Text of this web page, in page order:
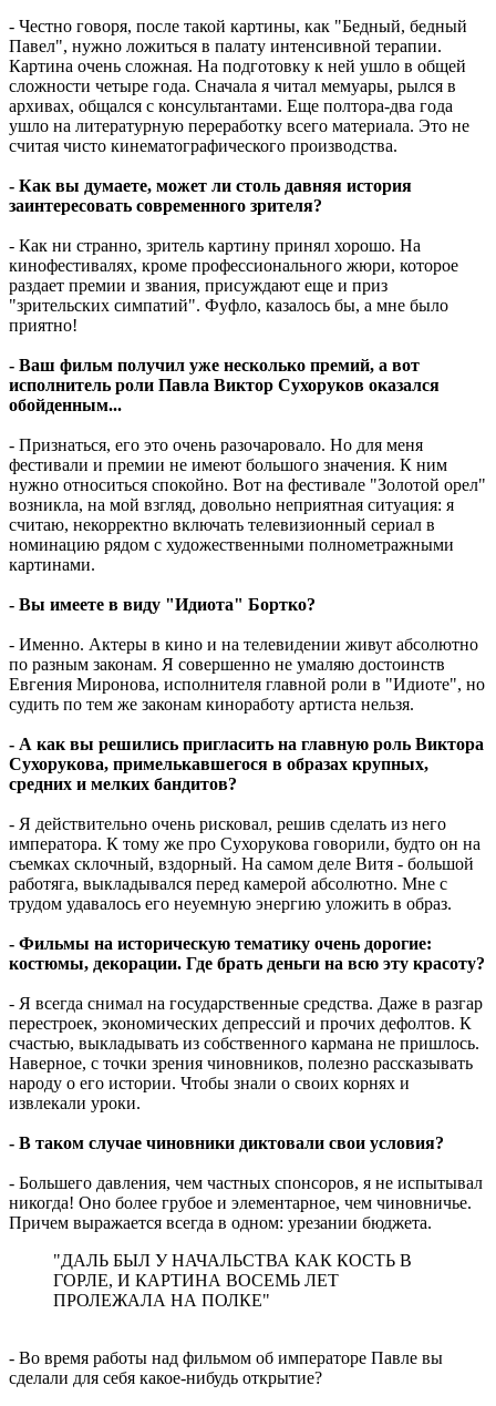
- Честно говоря, после такой картины, как "Бедный, бедный
Павел", нужно ложиться в палату интенсивной терапии.
Картина очень сложная. На подготовку к ней ушло в общей
сложности четыре года. Сначала я читал мемуары, рылся в
архивах, общался с консультантами. Еще полтора-два года
ушло на литературную переработку всего материала. Это не
считая чисто кинематографического производства.
- Как вы думаете, может ли столь давняя история
заинтересовать современного зрителя?
- Как ни странно, зритель картину принял хорошо. На
кинофестивалях, кроме профессионального жюри, которое
раздает премии и звания, присуждают еще и приз
"зрительских симпатий". Фуфло, казалось бы, а мне было
приятно!
- Ваш фильм получил уже несколько премий, а вот
исполнитель роли Павла Виктор Сухоруков оказался
обойденным...
- Признаться, его это очень разочаровало. Но для меня
фестивали и премии не имеют большого значения. К ним
нужно относиться спокойно. Вот на фестивале "Золотой орел"
возникла, на мой взгляд, довольно неприятная ситуация: я
считаю, некорректно включать телевизионный сериал в
номинацию рядом с художественными полнометражными
картинами.
- Вы имеете в виду "Идиота" Бортко?
- Именно. Актеры в кино и на телевидении живут абсолютно
по разным законам. Я совершенно не умаляю достоинств
Евгения Миронова, исполнителя главной роли в "Идиоте", но
судить по тем же законам киноработу артиста нельзя.
- А как вы решились пригласить на главную роль Виктора
Сухорукова, примелькавшегося в образах крупных,
средних и мелких бандитов?
- Я действительно очень рисковал, решив сделать из него
императора. К тому же про Сухорукова говорили, будто он на
съемках склочный, вздорный. На самом деле Витя - большой
работяга, выкладывался перед камерой абсолютно. Мне с
трудом удавалось его неуемную энергию уложить в образ.
- Фильмы на историческую тематику очень дорогие:
костюмы, декорации. Где брать деньги на всю эту красоту?
- Я всегда снимал на государственные средства. Даже в разгар
перестроек, экономических депрессий и прочих дефолтов. К
счастью, выкладывать из собственного кармана не пришлось.
Наверное, с точки зрения чиновников, полезно рассказывать
народу о его истории. Чтобы знали о своих корнях и
извлекали уроки.
- В таком случае чиновники диктовали свои условия?
- Большего давления, чем частных спонсоров, я не испытывал
никогда! Оно более грубое и элементарное, чем чиновничье.
Причем выражается всегда в одном: урезании бюджета.
"ДАЛЬ БЫЛ У НАЧАЛЬСТВА КАК КОСТЬ В
ГОРЛЕ, И КАРТИНА ВОСЕМЬ ЛЕТ
ПРОЛЕЖАЛА НА ПОЛКЕ"
- Во время работы над фильмом об императоре Павле вы
сделали для себя какое-нибудь открытие?